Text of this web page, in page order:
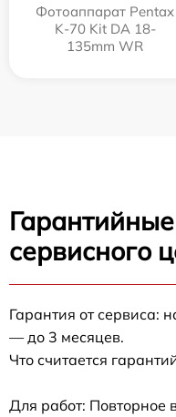
Фотоаппарат Pentax
K-70 Kit DA 18-
135mm WR
сервисного
Гарантия от сервиса:
— до 3 месяцев.
Что считается
Для работ: Повторное